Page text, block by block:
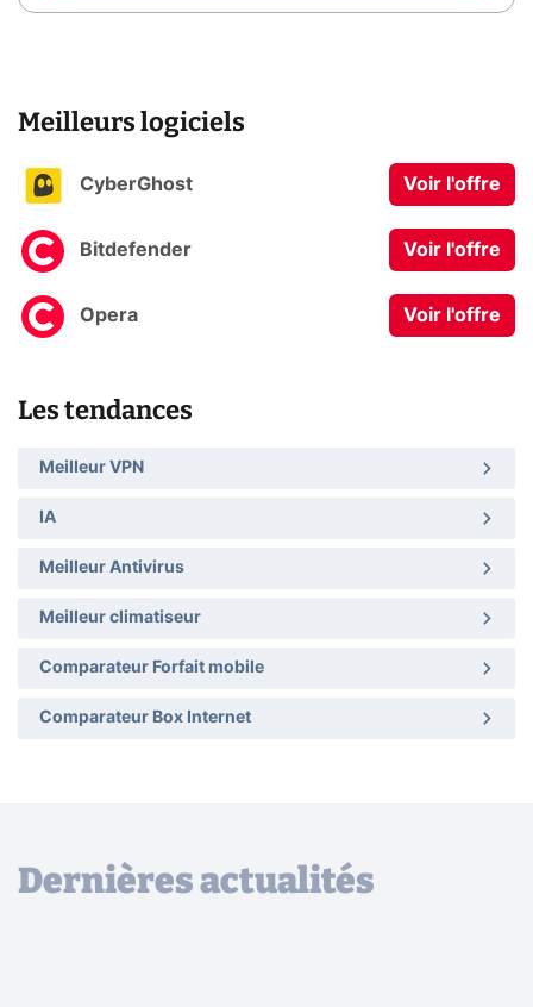
Meilleurs logiciels
CyberGhost Voir l'offre
Bitdefender Voir l'offre
Opera Voir l'offre
Les tendances
Meilleur VPN
IA
Meilleur Antivirus
Meilleur climatiseur
Comparateur Forfait mobile
Comparateur Box Internet
Dernières actualités